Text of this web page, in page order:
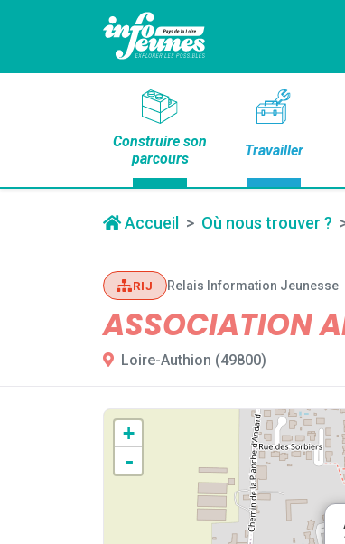
Construire son
parcours
Travailler
Accueil Où nous trouver ?
RIJ Relais Information Jeunesse
ASSOCIATION
Loire-Authion (49800)
+
-